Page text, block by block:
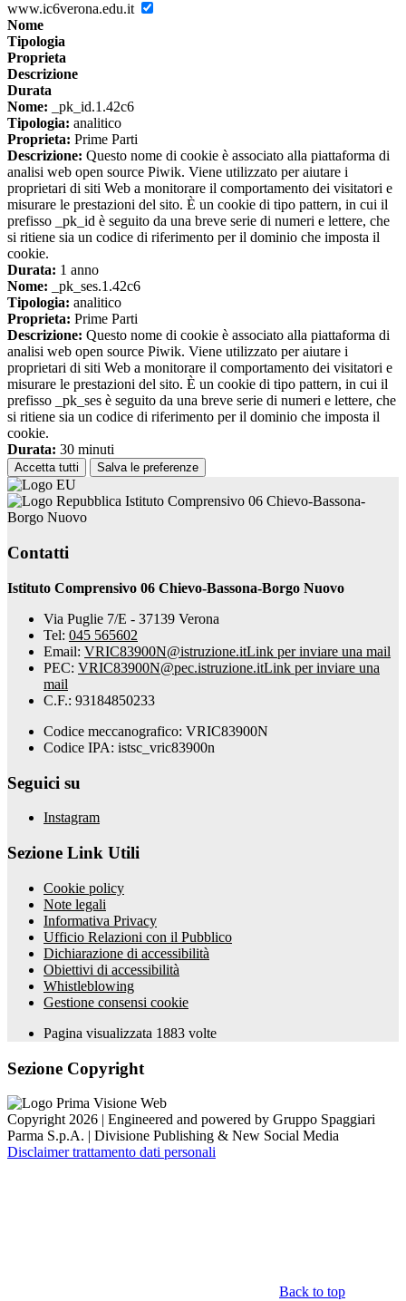
www.ic6verona.edu.it
Nome
Tipologia
Proprieta
Descrizione
Durata
Nome: _pk_id.1.42c6
Tipologia: analitico
Proprieta: Prime Parti
Descrizione: Questo nome di cookie è associato alla piattaforma di
analisi web open source Piwik. Viene utilizzato per aiutare i
proprietari di siti Web a monitorare il comportamento dei visitatori e
misurare le prestazioni del sito. È un cookie di tipo pattern, in cui il
prefisso _pk_id è seguito da una breve serie di numeri e lettere, che
si ritiene sia un codice di riferimento per il dominio che imposta il
cookie.
Durata: 1 anno
Nome: _pk_ses.1.42c6
Tipologia: analitico
Proprieta: Prime Parti
Descrizione: Questo nome di cookie è associato alla piattaforma di
analisi web open source Piwik. Viene utilizzato per aiutare i
proprietari di siti Web a monitorare il comportamento dei visitatori e
misurare le prestazioni del sito. È un cookie di tipo pattern, in cui il
prefisso _pk_ses è seguito da una breve serie di numeri e lettere, che
si ritiene sia un codice di riferimento per il dominio che imposta il
cookie.
Durata: 30 minuti
Accetta tutti Salva le preferenze
Istituto Comprensivo 06 Chievo-Bassona-
Borgo Nuovo
Contatti
Istituto Comprensivo 06 Chievo-Bassona-Borgo Nuovo
Via Puglie 7/E - 37139 Verona
Tel: 045 565602
Email: VRIC83900N@istruzione.itLink per inviare una mail
PEC: VRIC83900N@pec.istruzione.itLink per inviare una
mail
C.F.: 93184850233
Codice meccanografico: VRIC83900N
Codice IPA: istsc_vric83900n
Seguici su
Instagram
Sezione Link Utili
Cookie policy
Note legali
Informativa Privacy
Ufficio Relazioni con il Pubblico
Dichiarazione di accessibilità
Obiettivi di accessibilità
Whistleblowing
Gestione consensi cookie
Pagina visualizzata 1883 volte
Sezione Copyright
Copyright 2026 | Engineered and powered by Gruppo Spaggiari
Parma S.p.A. | Divisione Publishing & New Social Media
Disclaimer trattamento dati personali
Back to top